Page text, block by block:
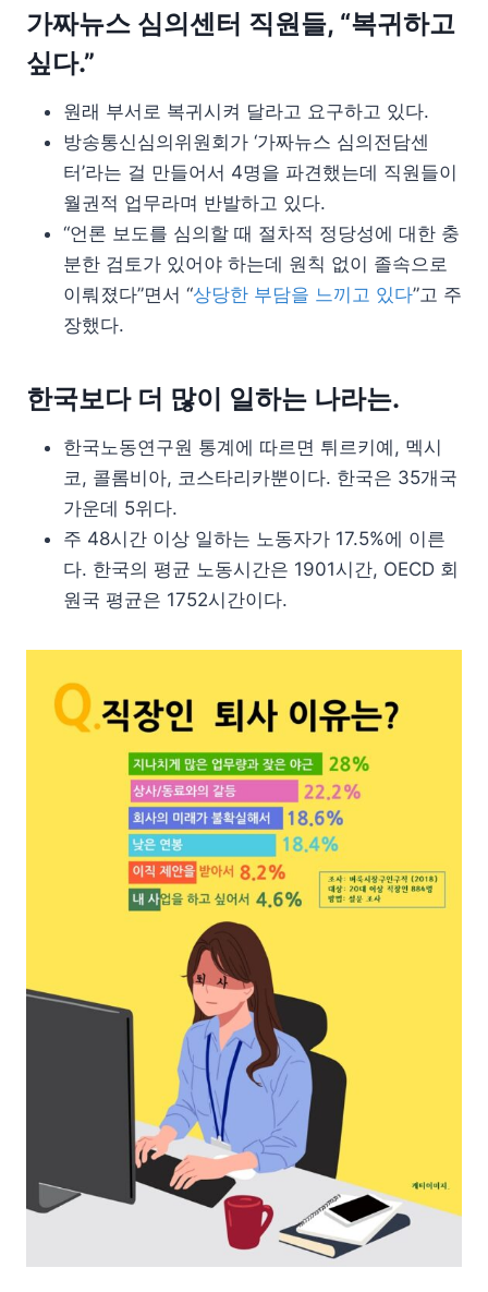
가짜뉴스 심의센터 직원들, “복귀하고
싶다.”
원래 부서로 복귀시켜 달라고 요구하고 있다.
방송통신심의위원회가 ‘가짜뉴스 심의전담센
터’라는 걸 만들어서 4명을 파견했는데 직원들이
월권적 업무라며 반발하고 있다.
“언론 보도를 심의할 때 절차적 정당성에 대한 충
분한 검토가 있어야 하는데 원칙 없이 졸속으로
이뤄졌다”면서 “상당한 부담을 느끼고 있다”고 주
장했다.
한국보다 더 많이 일하는 나라는.
한국노동연구원 통계에 따르면 튀르키예, 멕시
코, 콜롬비아, 코스타리카뿐이다. 한국은 35개국
가운데 5위다.
주 48시간 이상 일하는 노동자가 17.5%에 이른
다. 한국의 평균 노동시간은 1901시간, OECD 회
원국 평균은 1752시간이다.